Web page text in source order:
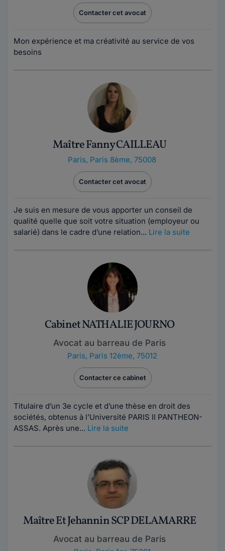
Contacter cet avocat
Mon expérience et ma créativité au service de vos
besoins
Maître Fanny CAILLEAU
Paris, Paris 8ème, 75008
Contacter cet avocat
Je suis en mesure de vous apporter un conseil de
qualité quelle que soit votre situation (employeur ou
salarié) dans le cadre d’une relation... Lire la suite
Cabinet NATHALIE JOURNO
Avocat au barreau de Paris
Paris, Paris 12ème, 75012
Contacter ce cabinet
Titulaire d’un 3e cycle et d’une thèse en droit des
sociétés, obtenus à l’Université PARIS II PANTHEON-
ASSAS. Après une... Lire la suite
Maître Et Jehannin SCP DELAMARRE
Avocat au barreau de Paris